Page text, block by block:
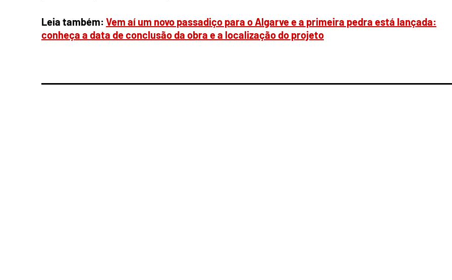
Leia também: Vem aí um novo passadiço para o Algarve e a primeira pedra está lançada:
conheça a data de conclusão da obra e a localização do projeto